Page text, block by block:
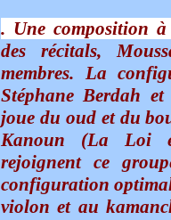
. Une composition
des récitals,
membres. La
Stéphane Berdah
joue du oud et du
Kanoun (La Loi
rejoignent ce
configuration
violon et au